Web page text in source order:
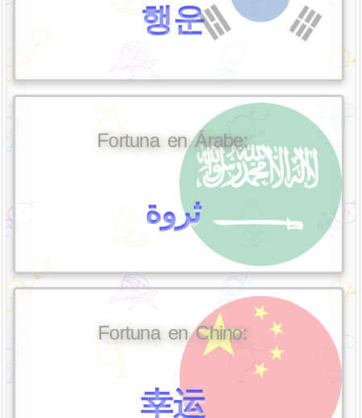
행운
Fortuna en Árabe:
ثروة
Fortuna en Chino:
幸运